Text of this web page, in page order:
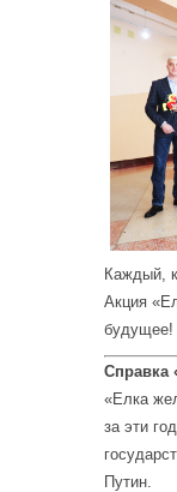
Каждый,
Акция
будущее!
Справка
«Елка
за эти
Путин.